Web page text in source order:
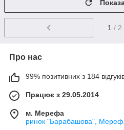
1 / 2
Про нас
99% позитивних з 184
Працює з 29.05.2014
м. Мерефа
ринок "Барабашова",